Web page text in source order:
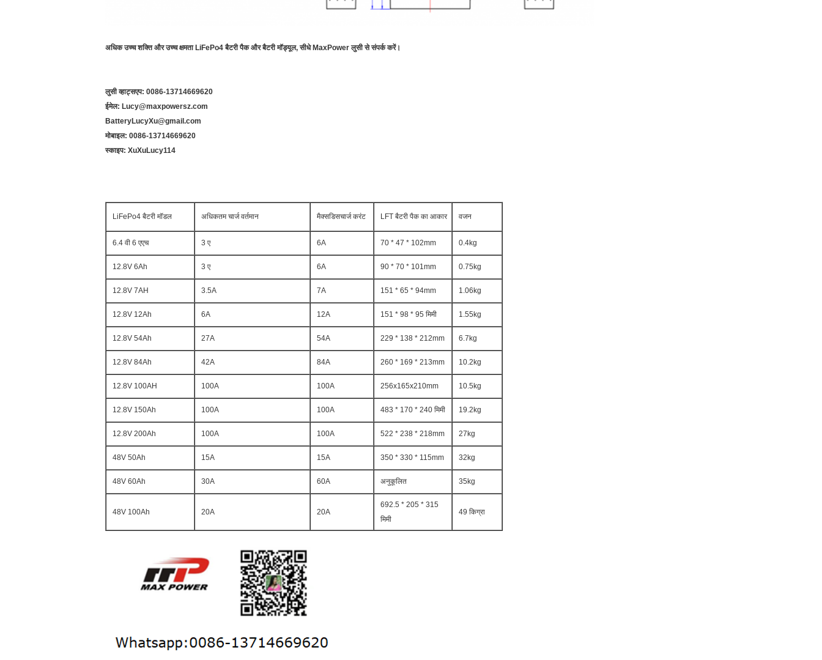
अधिक उच्च शक्ति और उच्च क्षमता LiFePo4 बैटरी पैक और बैटरी मॉड्यूल, सीधे MaxPower लुसी से संपर्क करें।
लुसी व्हाट्सएप: 0086-13714669620
ईमेल: Lucy@maxpowersz.com
BatteryLucyXu@gmail.com
मोबाइल: 0086-13714669620
स्काइप: XuXuLucy114
LiFePo4 बैटरी मॉडल अधिकतम चार्ज वर्तमान मैक्सडिसचार्ज करंट LFT बैटरी पैक का आकार वजन
6.4 वी 6 एएच 3 ए 6A 70 * 47 * 102mm 0.4kg
12.8V 6Ah 3 ए 6A 90 * 70 * 101mm 0.75kg
12.8V 7AH 3.5A 7A 151 * 65 * 94mm 1.06kg
12.8V 12Ah 6A 12A 151 * 98 * 95 मिमी 1.55kg
12.8V 54Ah 27A 54A 229 * 138 * 212mm 6.7kg
12.8V 84Ah 42A 84A 260 * 169 * 213mm 10.2kg
12.8V 100AH 100A 100A 256x165x210mm 10.5kg
12.8V 150Ah 100A 100A 483 * 170 * 240 मिमी 19.2kg
12.8V 200Ah 100A 100A 522 * 238 * 218mm 27kg
48V 50Ah 15A 15A 350 * 330 * 115mm 32kg
48V 60Ah 30A 60A अनुकूलित 35kg
48V 100Ah 20A 20A
692.5 * 205 * 315
मिमी
49 किग्रा